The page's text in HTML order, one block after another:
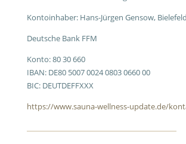
Kontoinhaber: Hans-Jürgen Gensow, Bielefeld
Deutsche Bank FFM
Konto: 80 30 660
IBAN: DE80 5007 0024 0803 0660 00
BIC: DEUTDEFFXXX
https://www.sauna-wellness-update.de/